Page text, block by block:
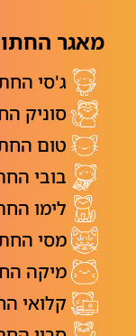
מאגר
ג'סי
סוניק
טום
בובי
לימו
מסי
מיקה
קלואי